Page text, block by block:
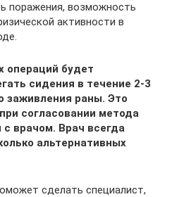
поражения, возможность
активности в
операций будет
сидения в течение 2-3
заживления раны. Это
согласовании метода
с врачом. Врач всегда
альтернативных
сделать специалист,